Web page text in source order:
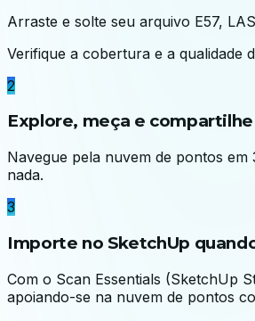
Arraste e solte seu arquivo E57,
Verifique a cobertura e a qualidade
2
Explore, meça e
Navegue pela nuvem de pontos
nada.
3
Importe no SketchUp
Com o Scan Essentials (SketchUp
apoiando-se na nuvem de pontos